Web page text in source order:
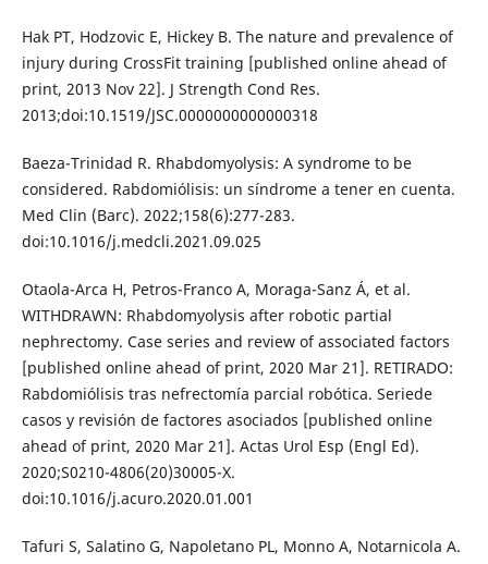
Hak PT, Hodzovic E, Hickey B. The nature and prevalence of
injury during CrossFit training [published online ahead of
print, 2013 Nov 22]. J Strength Cond Res.
2013;doi:10.1519/JSC.0000000000000318
Baeza-Trinidad R. Rhabdomyolysis: A syndrome to be
considered. Rabdomiólisis: un síndrome a tener en cuenta.
Med Clin (Barc). 2022;158(6):277-283.
doi:10.1016/j.medcli.2021.09.025
Otaola-Arca H, Petros-Franco A, Moraga-Sanz Á, et al.
WITHDRAWN: Rhabdomyolysis after robotic partial
nephrectomy. Case series and review of associated factors
[published online ahead of print, 2020 Mar 21]. RETIRADO:
Rabdomiólisis tras nefrectomía parcial robótica. Seriede
casos y revisión de factores asociados [published online
ahead of print, 2020 Mar 21]. Actas Urol Esp (Engl Ed).
2020;S0210-4806(20)30005-X.
doi:10.1016/j.acuro.2020.01.001
Tafuri S, Salatino G, Napoletano PL, Monno A, Notarnicola A.